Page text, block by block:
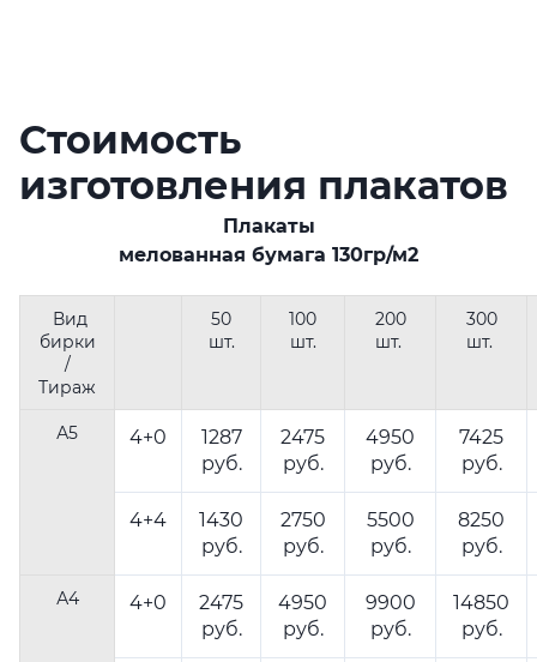
Стоимость
изготовления плакатов
Плакаты
мелованная бумага 130гр/м2
Вид
бирки
/
Тираж
50
шт.
100
шт.
200
шт.
300
шт.
А5 4+0
1287
руб.
2475
руб.
4950
руб.
7425
руб.
4+4
1430
руб.
2750
руб.
5500
руб.
8250
руб.
А4 4+0
2475
руб.
4950
руб.
9900
руб.
14850
руб.